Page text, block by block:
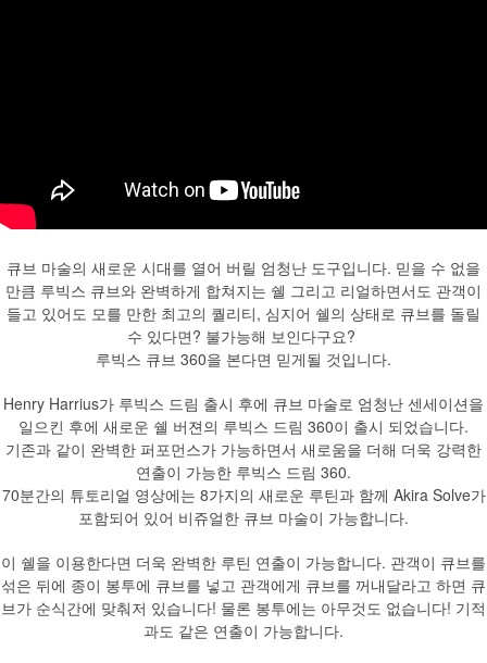
큐브 마술의 새로운 시대를 열어 버릴 엄청난 도구입니다. 믿을 수 없을
만큼 루빅스 큐브와 완벽하게 합쳐지는 쉘 그리고 리얼하면서도 관객이
들고 있어도 모를 만한 최고의 퀄리티, 심지어 쉘의 상태로 큐브를 돌릴
수 있다면? 불가능해 보인다구요?
루빅스 큐브 360을 본다면 믿게될 것입니다.
Henry Harrius가 루빅스 드림 출시 후에 큐브 마술로 엄청난 센세이션을
일으킨 후에 새로운 쉘 버젼의 루빅스 드림 360이 출시 되었습니다.
기존과 같이 완벽한 퍼포먼스가 가능하면서 새로움을 더해 더욱 강력한
연출이 가능한 루빅스 드림 360.
70분간의 튜토리얼 영상에는 8가지의 새로운 루틴과 함께 Akira Solve가
포함되어 있어 비쥬얼한 큐브 마술이 가능합니다.
이 쉘을 이용한다면 더욱 완벽한 루틴 연출이 가능합니다. 관객이 큐브를
섞은 뒤에 종이 봉투에 큐브를 넣고 관객에게 큐브를 꺼내달라고 하면 큐
브가 순식간에 맞춰저 있습니다! 물론 봉투에는 아무것도 없습니다! 기적
과도 같은 연출이 가능합니다.